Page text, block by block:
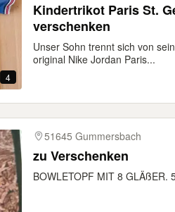
4
Kindertrikot Paris St. Germain Gr. 147-158 zu
verschenken
Unser Sohn trennt sich von
original Nike Jordan Paris...
51645 Gummersbach
zu Verschenken
BOWLETOPF MIT 8 GLÄßER.